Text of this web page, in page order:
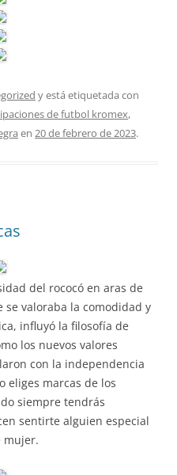
y está etiquetada con
de futbol kromex,
en 20 de febrero de 2023.
del rococó en aras de
valoraba la comodidad y
influyó la filosofía de
los nuevos valores
con la independencia
eliges marcas de los
siempre tendrás
sentirte alguien especial
mujer.